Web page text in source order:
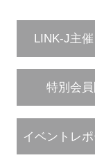
LINK-J主
特別会
イベントレ